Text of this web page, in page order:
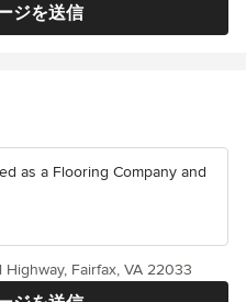
ジを送信
as a Flooring Company and
Fairfax, VA 22033